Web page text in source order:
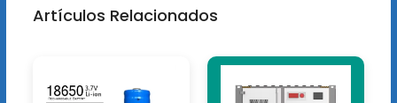
Artículos Relacionados